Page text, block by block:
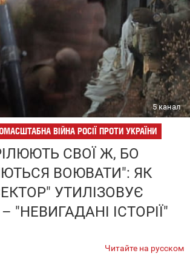
5 канал
ВІЙНА РОСІЇ ПРОТИ УКРАЇНИ
СВОЇ Ж, БО
ВОЮВАТИ": ЯК
УТИЛІЗОВУЄ
"НЕВИГАДАНІ ІСТОРІЇ"
Читайте на русском